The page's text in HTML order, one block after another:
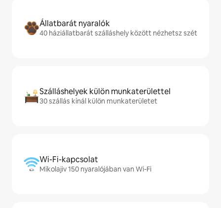
Állatbarát nyaralók
40 háziállatbarát szálláshely között nézhetsz szét
Szálláshelyek külön munkaterülettel
30 szállás kínál külön munkaterületet
Wi-Fi-kapcsolat
Mikolajiv 150 nyaralójában van Wi-Fi